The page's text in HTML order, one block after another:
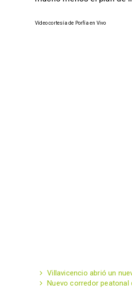
Vídeo cortesía de Porfía en Vivo
Villavicencio abrió un
Nuevo corredor peatonal